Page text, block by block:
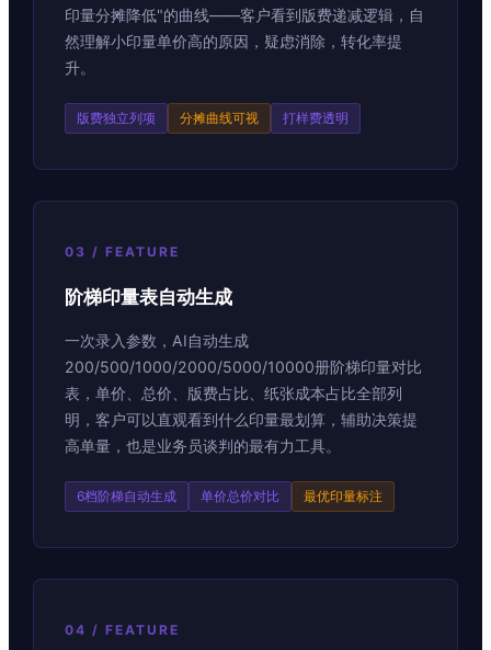
印量分摊降低"的曲线——客户看到版费递减逻辑，自
然理解小印量单价高的原因，疑虑消除，转化率提
升。
版费独立列项 分摊曲线可视 打样费透明
03 / FEATURE
阶梯印量表自动生成
一次录入参数，AI自动生成
200/500/1000/2000/5000/10000册阶梯印量对比
表，单价、总价、版费占比、纸张成本占比全部列
明，客户可以直观看到什么印量最划算，辅助决策提
高单量，也是业务员谈判的最有力工具。
6档阶梯自动生成 单价总价对比 最优印量标注
04 / FEATURE